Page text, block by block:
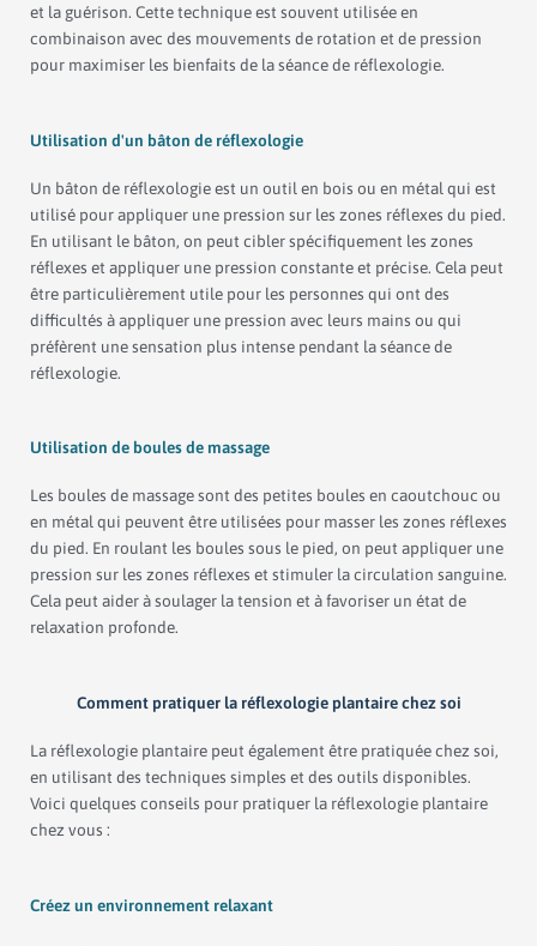
et la guérison. Cette technique est souvent utilisée en
combinaison avec des mouvements de rotation et de pression
pour maximiser les bienfaits de la séance de réflexologie.
Utilisation d'un bâton de réflexologie
Un bâton de réflexologie est un outil en bois ou en métal qui est
utilisé pour appliquer une pression sur les zones réflexes du pied.
En utilisant le bâton, on peut cibler spécifiquement les zones
réflexes et appliquer une pression constante et précise. Cela peut
être particulièrement utile pour les personnes qui ont des
difficultés à appliquer une pression avec leurs mains ou qui
préfèrent une sensation plus intense pendant la séance de
réflexologie.
Utilisation de boules de massage
Les boules de massage sont des petites boules en caoutchouc ou
en métal qui peuvent être utilisées pour masser les zones réflexes
du pied. En roulant les boules sous le pied, on peut appliquer une
pression sur les zones réflexes et stimuler la circulation sanguine.
Cela peut aider à soulager la tension et à favoriser un état de
relaxation profonde.
Comment pratiquer la réflexologie plantaire chez soi
La réflexologie plantaire peut également être pratiquée chez soi,
en utilisant des techniques simples et des outils disponibles.
Voici quelques conseils pour pratiquer la réflexologie plantaire
chez vous :
Créez un environnement relaxant